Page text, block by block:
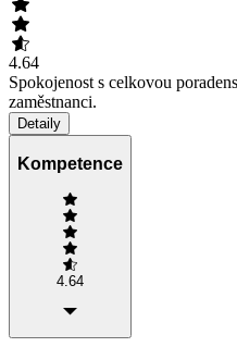
4.64
Spokojenost s celkovou
zaměstnanci.
Detaily
Kompetence
4.64